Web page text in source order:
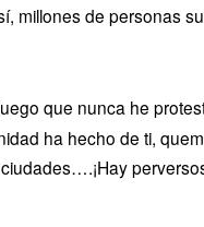
millones de personas
que nunca he
ha hecho de ti,